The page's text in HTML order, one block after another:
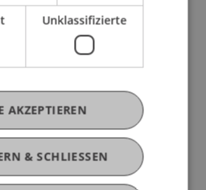
Unklassifizierte
& SCHLIESSEN
AKZEPTIEREN